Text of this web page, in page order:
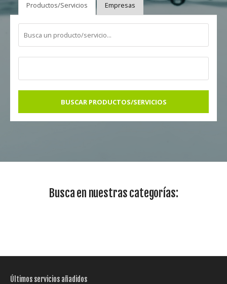
Productos/Servicios Empresas
BUSCAR PRODUCTOS/SERVICIOS
Busca en nuestras categorías:
Últimos servicios añadidos